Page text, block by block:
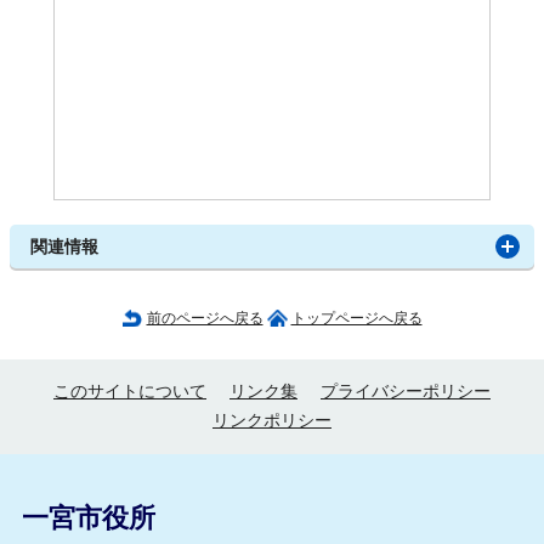
関連情報
前のページへ戻る トップページへ戻る
このサイトについて リンク集
プライバシーポリシー
リンクポリシー
一宮市役所